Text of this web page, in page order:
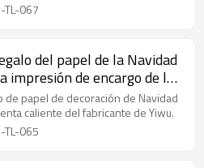
TL-067
del papel de la Navidad
impresión de encargo de la
clasificados en
la llave
de papel de decoración de Navidad
caliente del fabricante de Yiwu.
TL-065